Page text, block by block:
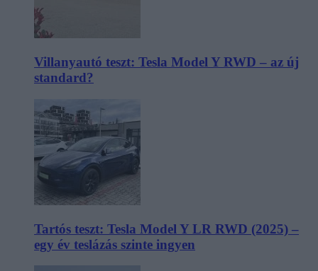
Villanyautó teszt: Tesla Model Y RWD – az új
standard?
Tartós teszt: Tesla Model Y LR RWD (2025) –
egy év teslázás szinte ingyen